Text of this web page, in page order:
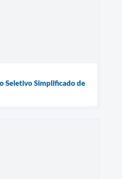
Seletivo Simplificado de